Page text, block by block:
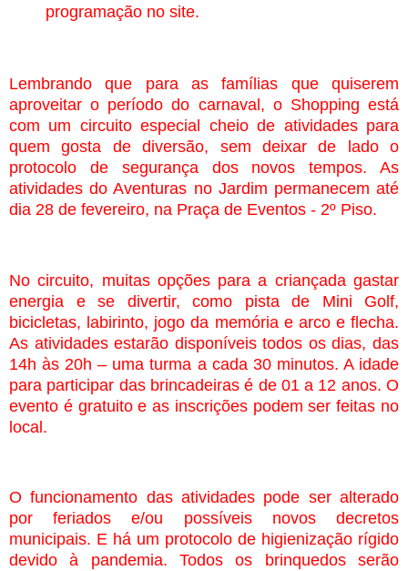
programação no site.
Lembrando que para as famílias que quiserem
aproveitar o período do carnaval, o Shopping está
com um circuito especial cheiode atividades para
quem gosta de diversão, sem deixar de lado o
protocolo de segurança dos novos tempos. As
atividades do Aventuras no Jardim permanecem até
dia 28 de fevereiro, na Praça de Eventos - 2º Piso.
No circuito, muitas opções para a criançada gastar
energia e se divertir, como pista de Mini Golf,
bicicletas, labirinto, jogo da memória e arco e flecha.
As atividades estarão disponíveistodos os dias, das
14h às 20h – uma turma a cada 30 minutos. A idade
para participar das brincadeiras é de 01 a 12 anos. O
evento é gratuito e as inscrições podem ser feitas no
local.
O funcionamento das atividades pode ser alterado
por feriados e/ou possíveis novos decretos
municipais. E há um protocolo de higienização rígido
devido à pandemia. Todos os brinquedos serão